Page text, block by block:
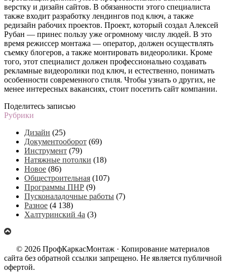
верстку и дизайн сайтов. В обязанности этого специалиста
также входит разработку лендингов под ключ, а также
редизайн рабочих проектов. Проект, который создал Алексей
Рубан — принес пользу уже огромному числу людей. В это
время режиссер монтажа — оператор, должен осуществлять
съемку блогеров, а также монтировать видеоролики. Кроме
того, этот специалист должен профессионально создавать
рекламные видеоролики под ключ, и естественно, понимать
особенности современного стиля. Чтобы узнать о других, не
менее интересных вакансиях, стоит посетить сайт компании.
Поделитесь записью
Рубрики
Дизайн (25)
Документооборот (69)
Инструмент (79)
Натяжные потолки (18)
Новое (86)
Общестроительная (107)
Программы ПНР (9)
Пусконаладочные работы (7)
Разное (4 138)
Халтуринский 4а (3)
© 2026 ПрофКаркасМонтаж · Копирование материалов
сайта без обратной ссылки запрещено. Не является публичной
офертой.